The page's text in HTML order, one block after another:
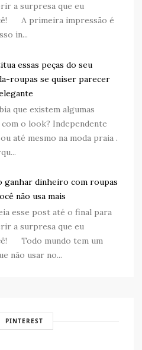
a surpresa que eu
A primeira impressão é
in...
essas peças do seu
roupas se quiser parecer
que existem algumas
com o look? Independente
até mesmo na moda praia .
ganhar dinheiro com roupas
não usa mais
esse post até o final para
a surpresa que eu
Todo mundo tem um
não usar no...
PINTEREST